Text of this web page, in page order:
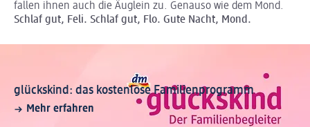
fallen ihnen auch die Äuglein zu. Genauso wie dem Mond.
Schlaf gut, Feli. Schlaf gut, Flo. Gute Nacht, Mond.
glückskind: das kostenlose Familienprogramm
Mehr erfahren